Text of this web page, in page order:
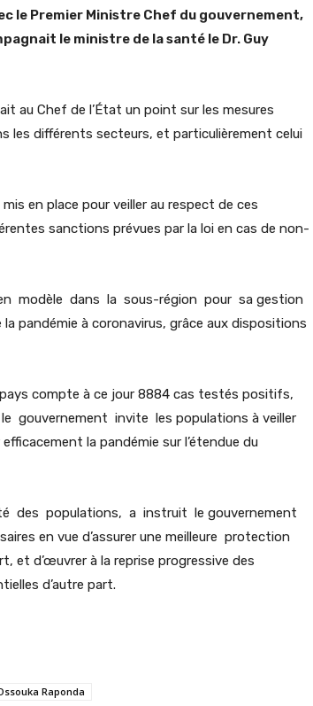
le Premier Ministre Chef du gouvernement,
le ministre de la santé le Dr. Guy
au Chef de l’État un point sur les mesures
les différents secteurs, et particulièrement celui
en place pour veiller au respect de ces
sanctions prévues par la loi en cas de non-
modèle dans la sous-région pour sa gestion
pandémie à coronavirus, grâce aux dispositions
compte à ce jour 8884 cas testés positifs,
invite les populations à veiller
la pandémie sur l’étendue du
des populations, a instruit le gouvernement
en vue d’assurer une meilleure protection
et d’œuvrer à la reprise progressive des
d’autre part.
Raponda